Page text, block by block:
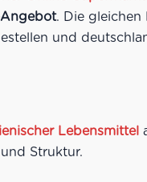
. Die gleichen
und
Lebensmittel
Struktur.